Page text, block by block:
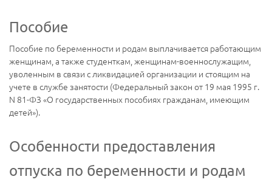
Пособие
Пособие по беременности и родам выплачивается работающим
женщинам, а также студенткам, женщинам-военнослужащим,
уволенным в связи с ликвидацией организации и стоящим на
учете в службе занятости (Федеральный закон от 19 мая 1995 г.
N 81-ФЗ «О государственных пособиях гражданам, имеющим
детей»).
Особенности предоставления
отпуска по беременности и родам